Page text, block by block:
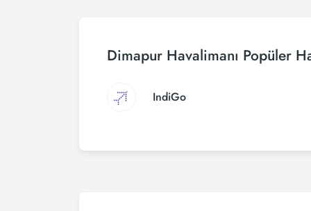
Dimapur Havalimanı Popüler
IndiGo